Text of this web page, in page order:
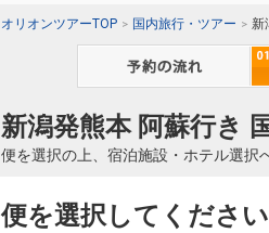
オリオンツアーTOP 国内旅行・ツアー 新
新潟発熊本 阿蘇行き
便を選択の上、宿泊施設・ホテル選択
便を選択してください